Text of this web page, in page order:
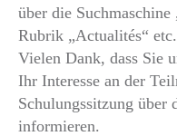
über die
Rubrik „Actualités“ etc.
Vielen Dank, dass Sie
Ihr Interesse an der
Schulungssitzung über
informieren.